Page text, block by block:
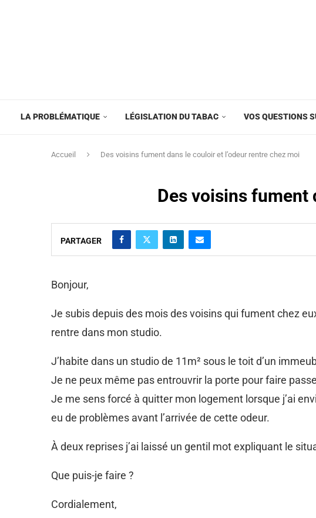
LA PROBLÉMATIQUE LÉGISLATION DU TABAC VOS QUESTIONS
Accueil Des voisins fument dans le couloir et l’odeur rentre chez moi
Des voisins fument
PARTAGER
Bonjour,
Je subis depuis des mois des voisins qui fument chez
rentre dans mon studio.
J’habite dans un studio de 11m² sous le toit d’un
Je ne peux même pas entrouvrir la porte pour faire
Je me sens forcé à quitter mon logement lorsque j’ai
eu de problèmes avant l’arrivée de cette odeur.
À deux reprises j’ai laissé un gentil mot expliquant le
Que puis-je faire ?
Cordialement,